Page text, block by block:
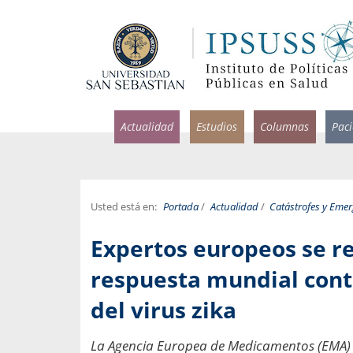
Actualidad Estudios Columnas
Usted está en: Portada/ Actualidad/ Catástrofes y
Expertos europeos se
respuesta mundial
del virus zika
La Agencia Europea de Medicamentos
Facultad de Medicina USS.
médicas y
por incapacidad
Infectólogo y profesor
Medicina, Universidad
una enfermedad